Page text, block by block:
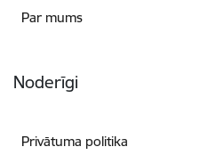
Par mums
Noderīgi
Privātuma politika